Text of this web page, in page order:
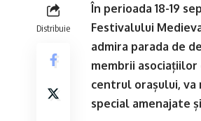
Distribuie
În perioada 18-19
Festivalului
admira parada de
membrii
centrul orașului,
special amenajate